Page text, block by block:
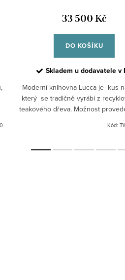
33 500 Kč
DO KOŠÍKU
Skladem u dodavatele v
Moderní knihovna Lucca je kus
který se tradičně vyrábí z
teakového dřeva. Možnost
Kód: